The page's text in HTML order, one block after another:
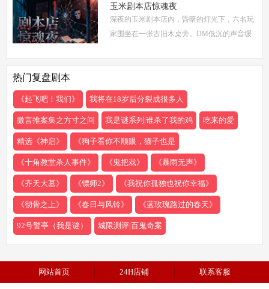
争、家族恩怨与情感纠葛，以轻松幽默的笔触
描绘了一
玉米剧本店惊魂夜
深夜的玉米剧本店内，昏暗的灯光下，六名玩
家围坐在一张古旧木桌旁。DM低沉的声音缓
热门复盘剧本
《起飞吧！我们》 我将在18岁后分裂成很多人
微言推案集之方寸之间 我是谜系列|谁杀了我的鸡 吃来的爱
精选《神启》 《狗子看你不顺眼，猫子也是
《十角教堂杀人事件》 《鬼把戏》 《暴雨无声》
《齐天大墓》 《镖师2》 《我祝你孤独也祝你幸福》
《彻骨之上》 《春日与风铃》 《蓝玫瑰路过的春天》
92号警亭（我是谜） 城限测评|百鬼奇案
网站首页 24H店铺 联系客服